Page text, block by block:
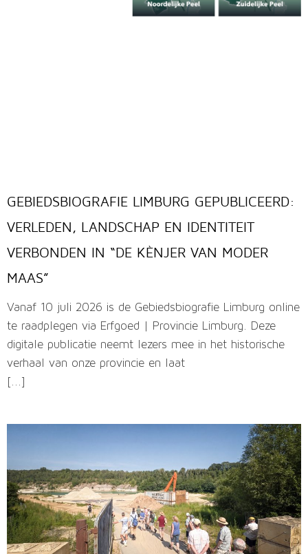
GEBIEDSBIOGRAFIE LIMBURG GEPUBLICEERD:
VERLEDEN, LANDSCHAP EN IDENTITEIT
VERBONDEN IN “DE KÈNJER VAN MODER
MAAS”
Vanaf 10 juli 2026 is de Gebiedsbiografie Limburg online
te raadplegen via Erfgoed | Provincie Limburg. Deze
digitale publicatie neemt lezers mee in het historische
verhaal van onze provincie en laat
[...]